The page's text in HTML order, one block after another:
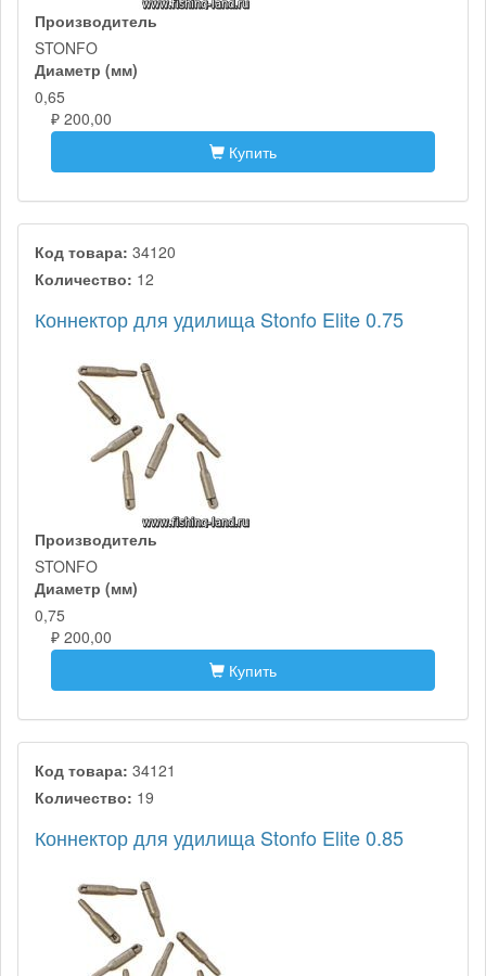
Производитель
STONFO
Диаметр (мм)
0,65
₽ 200,00
Купить
Код товара: 34120
Количество: 12
Коннектор для удилища Stonfo Elite 0.75
Производитель
STONFO
Диаметр (мм)
0,75
₽ 200,00
Купить
Код товара: 34121
Количество: 19
Коннектор для удилища Stonfo Elite 0.85